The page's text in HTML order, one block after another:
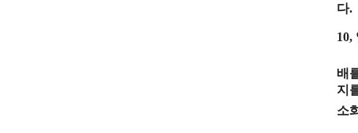
다.
10,
배
지
소